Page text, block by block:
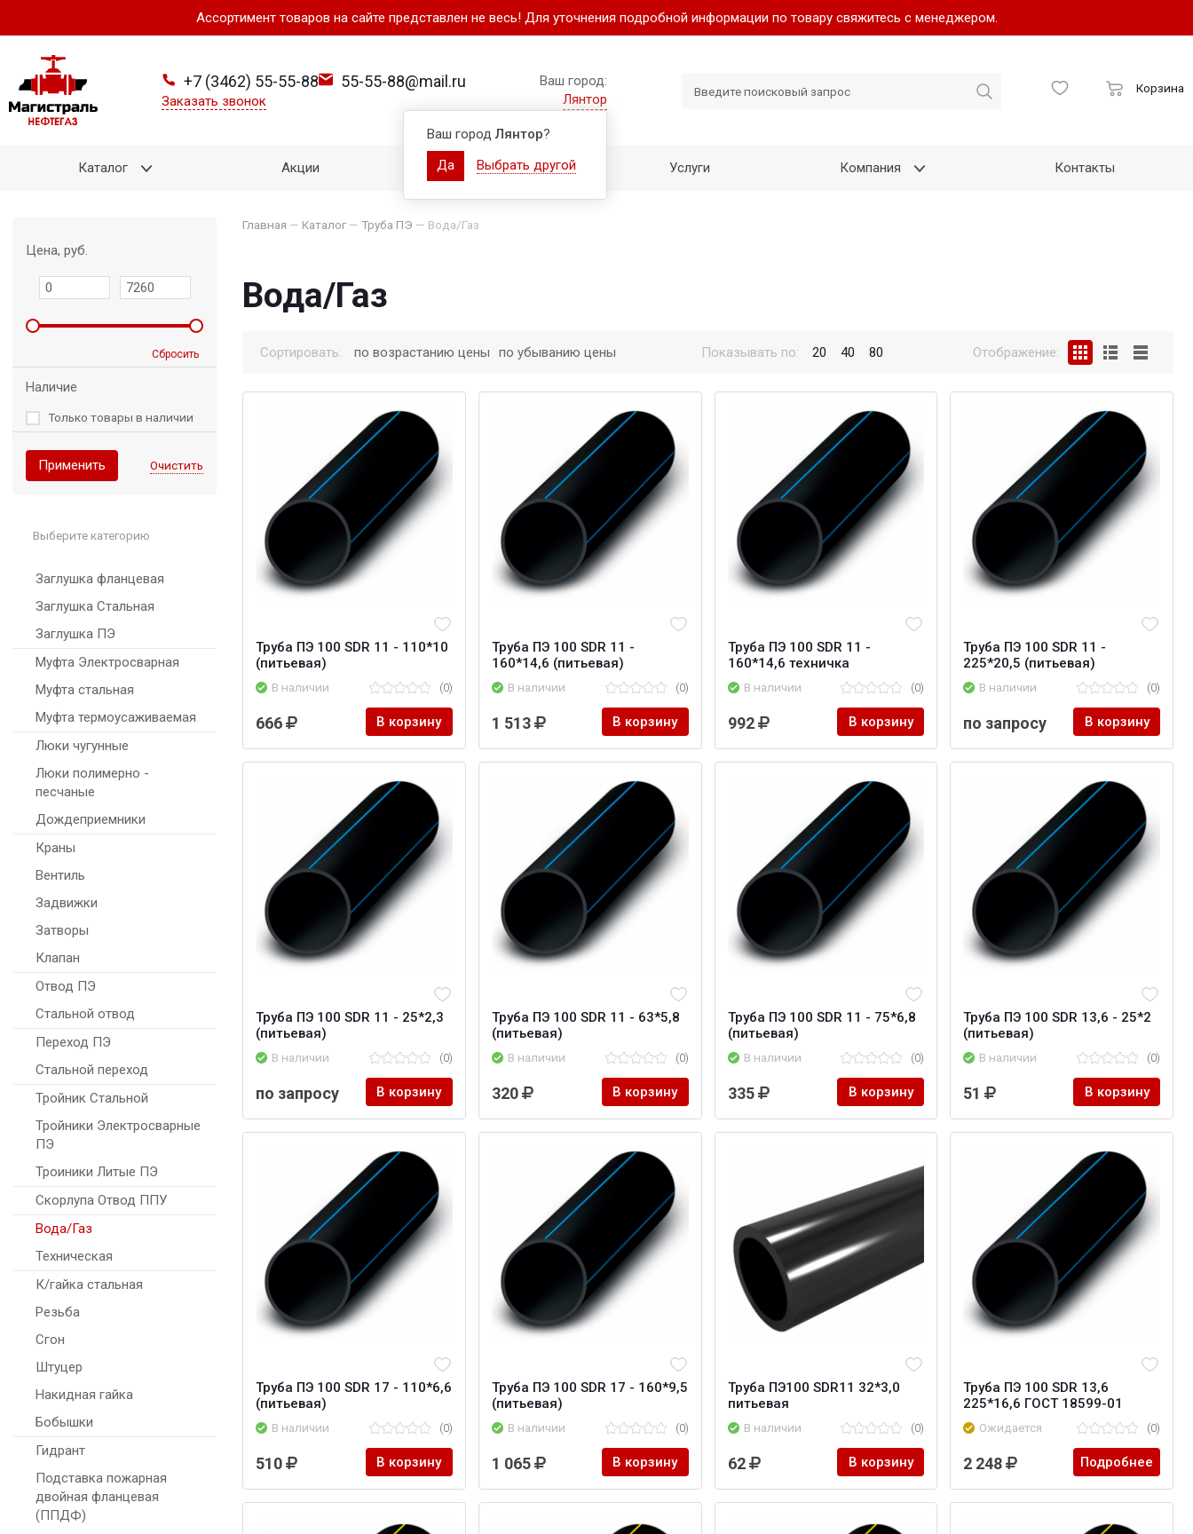
Ассортимент товаров на сайте представлен не весь! Для уточнения подробной информации по товару свяжитесь с менеджером.
+7 (3462) 55-55-88
Заказать звонок
55-55-88@mail.ru
Ваш город:
Лянтор
Ваш городЛянтор?
Да
Выбрать другой
Корзина
Каталог Акции Как купить Услуги Компания Контакты
Выберите категорию
Заглушка фланцевая
Заглушка Стальная
Заглушка ПЭ
Муфта Электросварная
Муфта стальная
Муфта термоусаживаемая
Люки чугунные
Люки полимерно -
песчаные
Дождеприемники
Краны
Вентиль
Задвижки
Затворы
Клапан
Отвод ПЭ
Стальной отвод
Переход ПЭ
Стальной переход
Тройник Стальной
Тройники Электросварные
ПЭ
Троиники Литые ПЭ
Скорлупа Отвод ППУ
Вода/Газ
Техническая
К/гайка стальная
Резьба
Сгон
Штуцер
Накидная гайка
Бобышки
Гидрант
Подставка пожарная
двойная фланцевая
(ППДФ)
Цена, руб.
Сбросить
Наличие
Только товары в наличии
Применить Очистить
Главная — Каталог — Труба ПЭ — Вода/Газ
Вода/Газ
Сортировать: по возрастанию цены по убыванию цены Показывать по: 20 40 80 Отображение:
Труба ПЭ 100 SDR 11 - 110*10
(питьевая)
В наличии (0)
666 В корзину
Труба ПЭ 100 SDR 11 -
160*14,6 (питьевая)
В наличии (0)
1 513 В корзину
Труба ПЭ 100 SDR 11 -
160*14,6 техничка
В наличии (0)
992 В корзину
Труба ПЭ 100 SDR 11 -
225*20,5 (питьевая)
В наличии (0)
по запросу В корзину
Труба ПЭ 100 SDR 11 - 25*2,3
(питьевая)
В наличии (0)
по запросу В корзину
Труба ПЭ 100 SDR 11 - 63*5,8
(питьевая)
В наличии (0)
320 В корзину
Труба ПЭ 100 SDR 11 - 75*6,8
(питьевая)
В наличии (0)
335 В корзину
Труба ПЭ 100 SDR 13,6 - 25*2
(питьевая)
В наличии (0)
51 В корзину
Труба ПЭ 100 SDR 17 - 110*6,6
(питьевая)
В наличии (0)
510 В корзину
Труба ПЭ 100 SDR 17 - 160*9,5
(питьевая)
В наличии (0)
1 065 В корзину
Труба ПЭ100 SDR11 32*3,0
питьевая
В наличии (0)
62 В корзину
Труба ПЭ 100 SDR 13,6
225*16,6 ГОСТ 18599-01
Ожидается (0)
2 248 Подробнее